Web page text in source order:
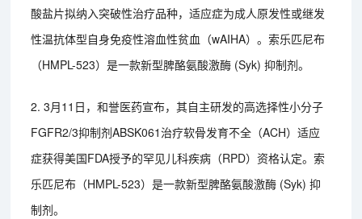
酸盐片拟纳入突破性治疗品种，适应症为成人原发性或继发
性温抗体型自身免疫性溶血性贫血（wAIHA）。索乐匹尼布
（HMPL-523）是一款新型脾酪氨酸激酶 (Syk) 抑制剂。
2. 3月11日，和誉医药宣布，其自主研发的高选择性小分子
FGFR2/3抑制剂ABSK061治疗软骨发育不全（ACH）适应
症获得美国FDA授予的罕见儿科疾病（RPD）资格认定。索
乐匹尼布（HMPL-523）是一款新型脾酪氨酸激酶 (Syk) 抑
制剂。